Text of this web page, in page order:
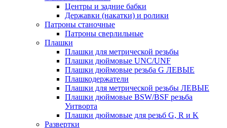
Центры и задние бабки
Державки (накатки) и ролики
Патроны станочные
Патроны сверлильные
Плашки
Плашки для метрической резьбы
Плашки дюймовые UNC/UNF
Плашки дюймовые резьба G ЛЕВЫЕ
Плашкодержатели
Плашки для метрической резьбы ЛЕВЫЕ
Плашки дюймовые BSW/BSF резьба
Уитворта
Плашки дюймовые для резьб G, R и K
Развертки